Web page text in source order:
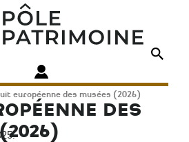
européenne des musées (2026)
DES